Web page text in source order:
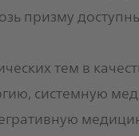
призму
тем в
системную